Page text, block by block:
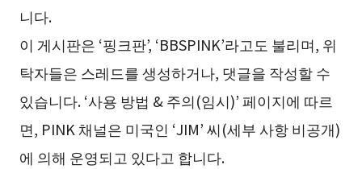
니다.
이 게시판은 ‘핑크판’, ‘BBSPINK’라고도 불리며, 위
탁자들은 스레드를 생성하거나, 댓글을 작성할 수
있습니다. ‘사용 방법 & 주의(임시)’ 페이지에 따르
면, PINK 채널은 미국인 ‘JIM’ 씨(세부 사항 비공개)
에 의해 운영되고 있다고 합니다.